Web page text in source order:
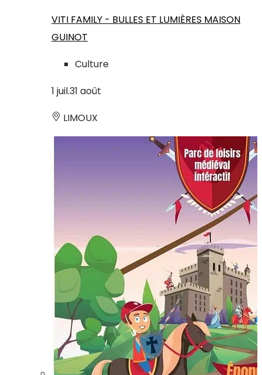
VITI FAMILY - BULLES ET LUMIÈRES MAISON
GUINOT
Culture
1 juil.31 août
LIMOUX